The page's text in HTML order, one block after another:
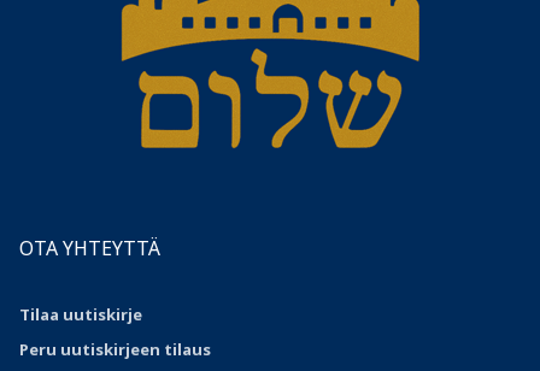
OTA YHTEYTTÄ
Tilaa uutiskirje
Peru uutiskirjeen tilaus